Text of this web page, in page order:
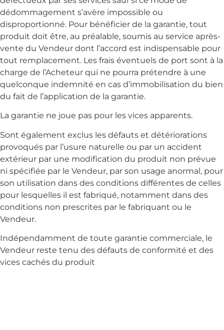
dédommagement s’avère impossible ou
disproportionné. Pour bénéficier de la garantie, tout
produit doit être, au préalable, soumis au service après-
vente du Vendeur dont l’accord est indispensable pour
tout remplacement. Les frais éventuels de port sont à la
charge de l’Acheteur qui ne pourra prétendre à une
quelconque indemnité en cas d’immobilisation du bien
du fait de l’application de la garantie.
La garantie ne joue pas pour les vices apparents.
Sont également exclus les défauts et détériorations
provoqués par l’usure naturelle ou par un accident
extérieur par une modification du produit non prévue
ni spécifiée par le Vendeur, par son usage anormal, pour
son utilisation dans des conditions différentes de celles
pour lesquelles il est fabriqué, notamment dans des
conditions non prescrites par le fabriquant ou le
Vendeur.
Indépendamment de toute garantie commerciale, le
Vendeur reste tenu des défauts de conformité et des
vices cachés du produit